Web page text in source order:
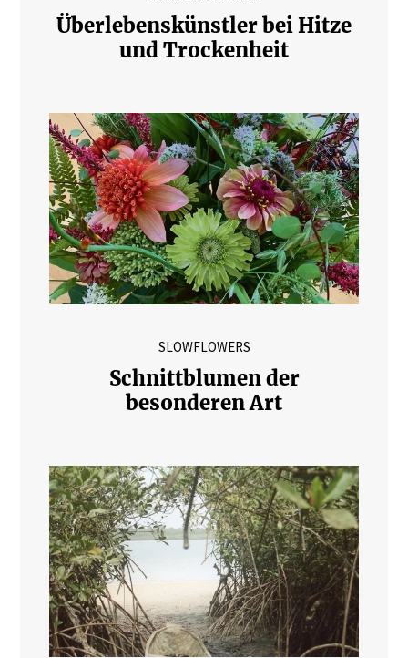
Überlebenskünstler bei Hitze
und Trockenheit
SLOWFLOWERS
Schnittblumen der
besonderen Art